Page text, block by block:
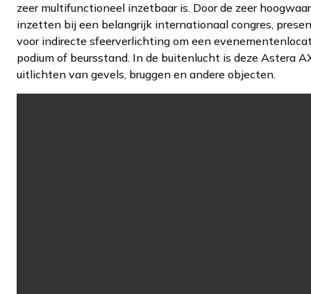
zeer multifunctioneel inzetbaar is. Door de zeer
inzetten bij een belangrijk internationaal congres,
voor indirecte sfeerverlichting om een
podium of beursstand. In de buitenlucht is deze Astera
uitlichten van gevels, bruggen en andere objecten.